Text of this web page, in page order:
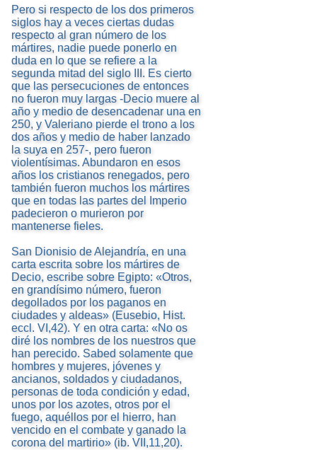
Pero si respecto de los dos primeros
siglos hay a veces ciertas dudas
respecto al gran número de los
mártires, nadie puede ponerlo en
duda en lo que se refiere a la
segunda mitad del siglo III. Es cierto
que las persecuciones de entonces
no fueron muy largas -Decio muere al
año y medio de desencadenar una en
250, y Valeriano pierde el trono a los
dos años y medio de haber lanzado
la suya en 257-, pero fueron
violentísimas. Abundaron en esos
años los cristianos renegados, pero
también fueron muchos los mártires
que en todas las partes del Imperio
padecieron o murieron por
mantenerse fieles.
San Dionisio de Alejandría, en una
carta escrita sobre los mártires de
Decio, escribe sobre Egipto: «Otros,
en grandísimo número, fueron
degollados por los paganos en
ciudades y aldeas» (Eusebio, Hist.
eccl. VI,42). Y en otra carta: «No os
diré los nombres de los nuestros que
han perecido. Sabed solamente que
hombres y mujeres, jóvenes y
ancianos, soldados y ciudadanos,
personas de toda condición y edad,
unos por los azotes, otros por el
fuego, aquéllos por el hierro, han
vencido en el combate y ganado la
corona del martirio» (ib. VII,11,20).